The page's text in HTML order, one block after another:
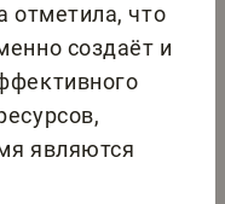
отметила, что
создаёт и
являются